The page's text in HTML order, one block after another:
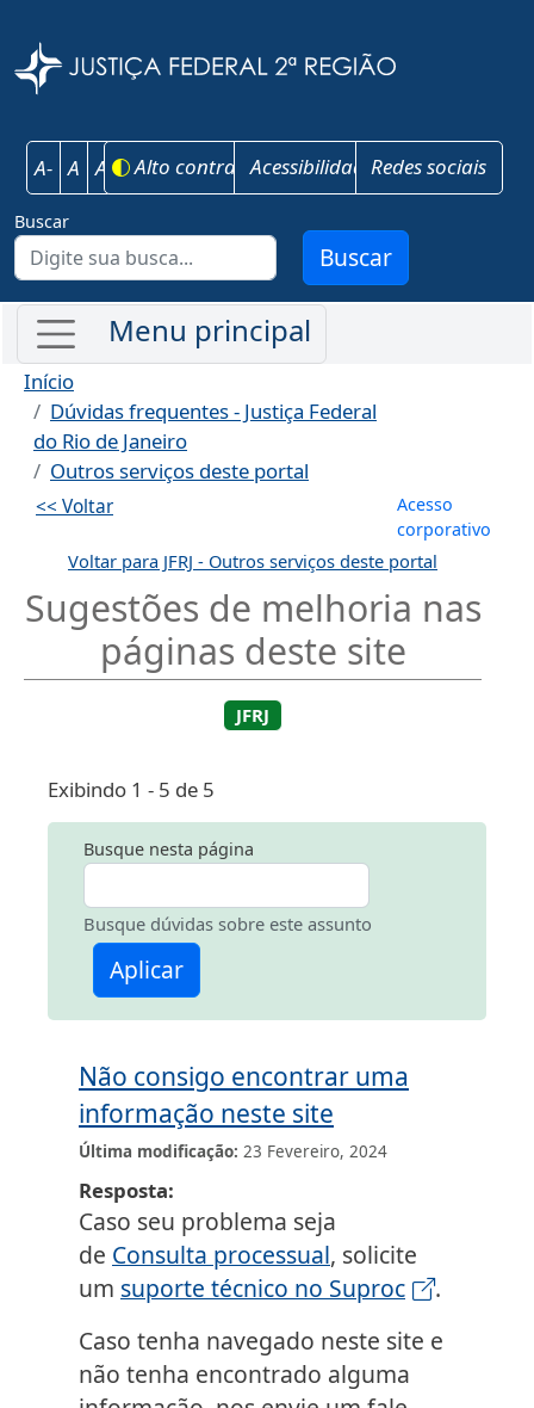
A- A A+ Alto contrasteAcessibilidadeRedes sociais
Buscar
Buscar
Início
Dúvidas frequentes - Justiça Federal
do Rio de Janeiro
Outros serviços deste portal
<< Voltar Menu de
Acesso
corporativo
Voltar para JFRJ - Outros serviços deste portal
Sugestões de melhoria nas
páginas deste site
JFRJ
Exibindo 1 - 5 de 5
Busque nesta página
Busque dúvidas sobre este assunto
Aplicar
Não consigo encontrar uma
informação neste site
Última modificação 23 Fevereiro, 2024
Resposta
Caso seu problema seja
de Consulta processual, solicite
um suporte técnico no Suproc
.
Caso tenha navegado neste site e
não tenha encontrado alguma